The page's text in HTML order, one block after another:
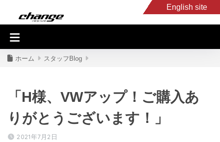
English site
入庫車情報
ホーム スタッフBlog
「H様、VWアップ！ご購入あ
りがとうございます！」
2021年7月2日